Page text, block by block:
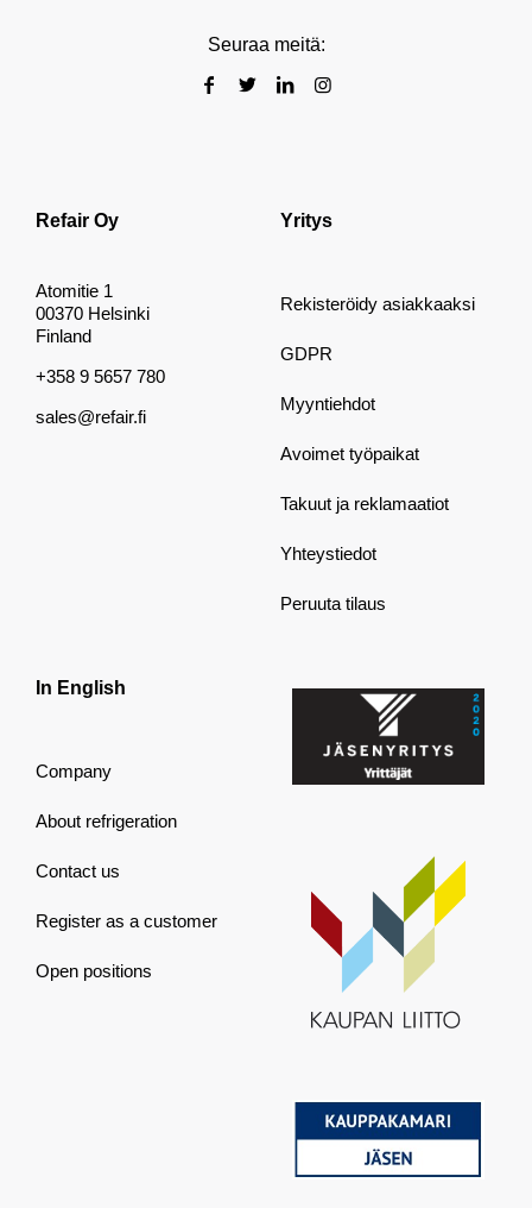
Seuraa meitä:
Refair Oy
Atomitie 1
00370 Helsinki
Finland
+358 9 5657 780
sales@refair.fi
Yritys
Rekisteröidy asiakkaaksi
GDPR
Myyntiehdot
Avoimet työpaikat
Takuut ja reklamaatiot
Yhteystiedot
Peruuta tilaus
In English
Company
About refrigeration
Contact us
Register as a customer
Open positions